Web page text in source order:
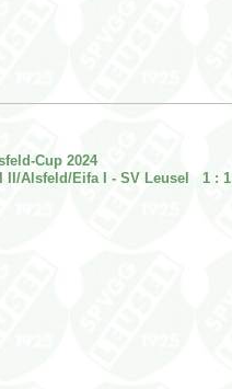
Cup 2024
II/Alsfeld/Eifa I - SV Leusel 1 : 1